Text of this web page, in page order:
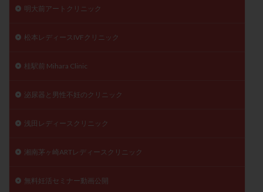
明大前アートクリニック
松本レディースIVFクリニック
桂駅前 Mihara Clinic
泌尿器と男性不妊のクリニック
浅田レディースクリニック
湘南茅ヶ崎ARTレディースクリニック
無料妊活セミナー動画公開